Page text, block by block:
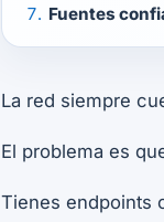
Fuentes
La red siempre
El problema es
Tienes endpoints